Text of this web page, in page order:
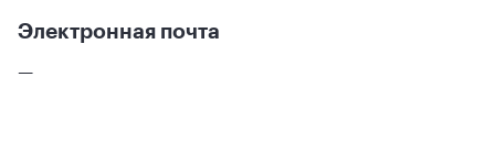
Электронная почта
—